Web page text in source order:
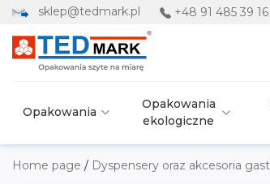
sklep@tedmark.pl +48 91 485 39 16
Opakowania
Opakowania
ekologiczne
Home page / Dyspensery oraz akcesoria